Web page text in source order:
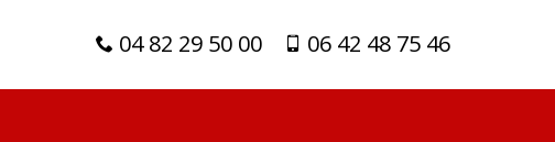
04 82 29 50 00 06 42 48 75 46